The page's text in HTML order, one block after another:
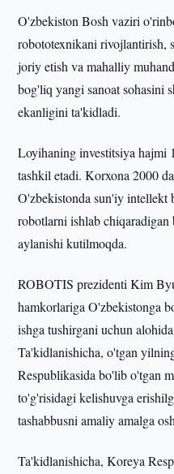
O'zbekiston Bosh vaziri
robototexnikani rivojlantirish,
joriy etish va mahalliy
bog'liq yangi sanoat sohasini
ekanligini ta'kidladi.
Loyihaning investitsiya
tashkil etadi. Korxona 2000
O'zbekistonda sun'iy intellekt
robotlarni ishlab
aylanishi kutilmoqda.
ROBOTIS prezidenti Kim
hamkorlariga O'zbekistonga
ishga tushirgani uchun
Ta'kidlanishicha, o'tgan
Respublikasida bo'lib o'tgan
to'g'risidagi kelishuvga
tashabbusni amaliy amalga
Ta'kidlanishicha, Koreya